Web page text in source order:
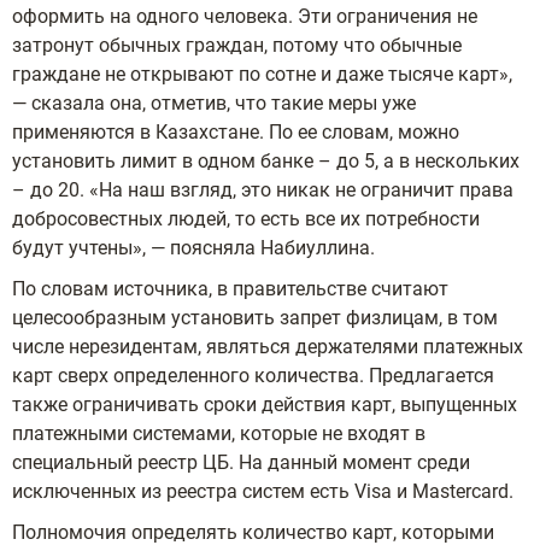
оформить на одного человека. Эти ограничения не
затронут обычных граждан, потому что обычные
граждане не открывают по сотне и даже тысяче карт»,
— сказала она, отметив, что такие меры уже
применяются в Казахстане. По ее словам, можно
установить лимит в одном банке – до 5, а в нескольких
– до 20. «На наш взгляд, это никак не ограничит права
добросовестных людей, то есть все их потребности
будут учтены», — поясняла Набиуллина.
По словам источника, в правительстве считают
целесообразным установить запрет физлицам, в том
числе нерезидентам, являться держателями платежных
карт сверх определенного количества. Предлагается
также ограничивать сроки действия карт, выпущенных
платежными системами, которые не входят в
специальный реестр ЦБ. На данный момент среди
исключенных из реестра систем есть Visa и Mastercard.
Полномочия определять количество карт, которыми